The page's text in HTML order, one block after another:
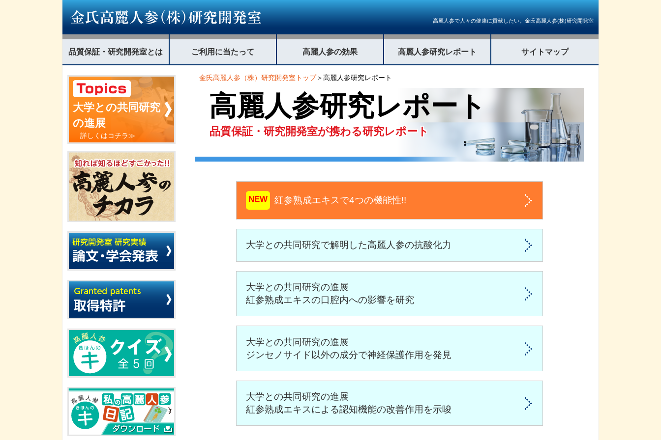
高麗人参で人々の健康に貢献したい。金氏高麗人参(株)研究開発室
品質保証・研究開発室とは ご利用に当たって 高麗人参の効果 高麗人参研究レポート サイトマップ
大学との共同研究
の進展
詳しくはコチラ≫
金氏高麗人参（株）研究開発室トップ＞高麗人参研究レポート
高麗人参研究レポート
品質保証・研究開発室が携わる研究レポート
NEW 紅参熟成エキスで4つの機能性!!
大学との共同研究で解明した高麗人参の抗酸化力
大学との共同研究の進展
紅参熟成エキスの口腔内への影響を研究
大学との共同研究の進展
ジンセノサイド以外の成分で神経保護作用を発見
大学との共同研究の進展
紅参熟成エキスによる認知機能の改善作用を示唆